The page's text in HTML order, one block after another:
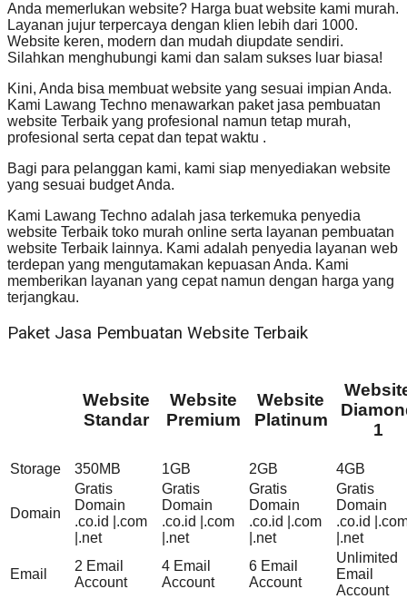
Anda memerlukan website? Harga buat website kami murah.
Layanan jujur terpercaya dengan klien lebih dari 1000.
Website keren, modern dan mudah diupdate sendiri.
Silahkan menghubungi kami dan salam sukses luar biasa!
Kini, Anda bisa membuat website yang sesuai impian Anda.
Kami Lawang Techno menawarkan paket jasa pembuatan
website Terbaik yang profesional namun tetap murah,
profesional serta cepat dan tepat waktu .
Bagi para pelanggan kami, kami siap menyediakan website
yang sesuai budget Anda.
Kami Lawang Techno adalah jasa terkemuka penyedia
website Terbaik toko murah online serta layanan pembuatan
website Terbaik lainnya. Kami adalah penyedia layanan web
terdepan yang mengutamakan kepuasan Anda. Kami
memberikan layanan yang cepat namun dengan harga yang
terjangkau.
Paket Jasa Pembuatan Website Terbaik
Website
Standar
Website
Premium
Website
Platinum
1
Storage 350MB 1GB 2GB 4GB
Domain
Gratis
Domain
.co.id |.com
|.net
Gratis
Domain
.co.id |.com
|.net
Gratis
Domain
.co.id |.com
|.net
Gratis
Domain
.co.id
|.net
Email
2 Email
Account
4 Email
Account
6 Email
Account
Unlimited
Email
Account